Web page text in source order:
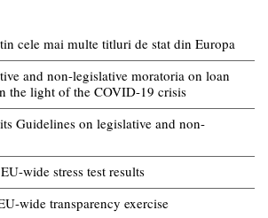
cele mai multe titluri de stat din Europa
and non-legislative moratoria on loan
the light of the COVID-19 crisis
Guidelines on legislative and non-
wide stress test results
wide transparency exercise